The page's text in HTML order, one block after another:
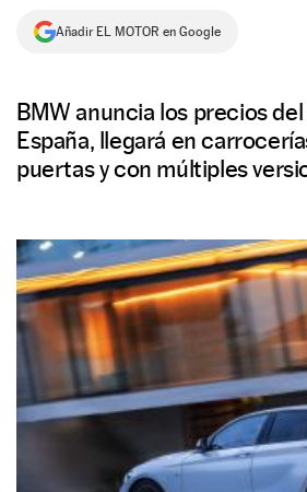
NEWSLETTER
Añadir EL MOTOR en Google
BMW anuncia los precios
España, llegará en
puertas y con múltiples